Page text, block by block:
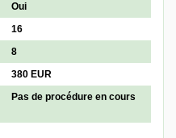
Oui
16
8
380 EUR
Pas de procédure en cours